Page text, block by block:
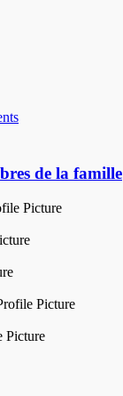
de la famille